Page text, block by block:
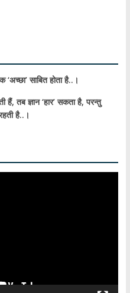
‘अच्छा’ साबित होता है..।
हैं,तब ज्ञान ‘हार’ सकता है,परन्तु
है..।